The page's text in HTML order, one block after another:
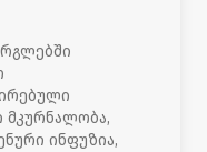
მკურნალობა,
ინფუზია,